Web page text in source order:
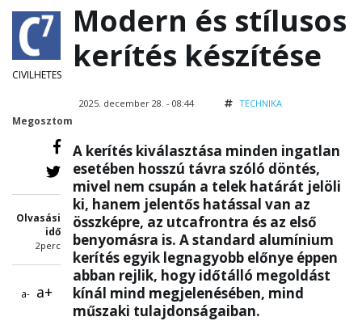
CIVILHETES
Megosztom
Olvasási
idő
2perc
a- a+
Modern és stílusos
kerítés készítése
2025. december 28. - 08:44 TECHNIKA
A kerítés kiválasztása minden ingatlan
esetében hosszú távra szóló döntés,
mivel nem csupán a telek határát jelöli
ki, hanem jelentős hatással van az
összképre, az utcafrontra és az első
benyomásra is. A standard alumínium
kerítés egyik legnagyobb előnye éppen
abban rejlik, hogy időtálló megoldást
kínál mind megjelenésében, mind
műszaki tulajdonságaiban.